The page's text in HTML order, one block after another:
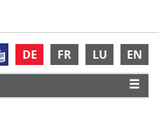
DE FR LU EN